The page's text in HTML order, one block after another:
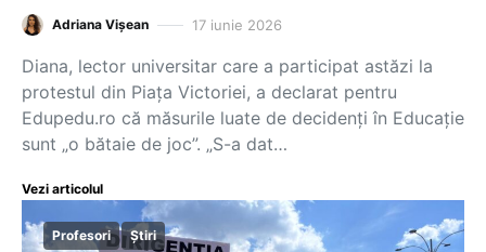
Adriana Vișean 17 iunie 2026
Diana, lector universitar care a participat astăzi la
protestul din Piața Victoriei, a declarat pentru
Edupedu.ro că măsurile luate de decidenți în Educație
sunt „o bătaie de joc”. „S-a dat…
Vezi articolul
Profesori Știri